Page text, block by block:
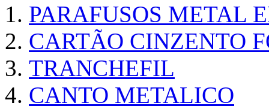
PARAFUSOS METAL
CARTÃO CINZENTO
TRANCHEFIL
CANTO METALICO